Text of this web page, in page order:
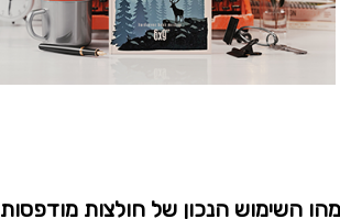
מהו השימוש הנכון של חולצות מודפסות